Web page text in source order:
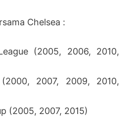
Chelsea :
(2005, 2006, 2010,
2007, 2009, 2010,
(2005, 2007, 2015)